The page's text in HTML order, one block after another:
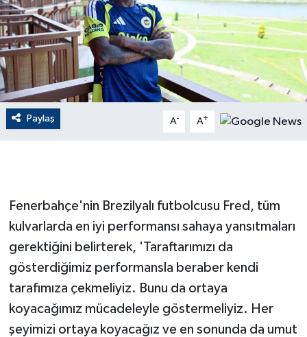
Paylaş A- A+
Fenerbahçe'nin Brezilyalı futbolcusu Fred, tüm
kulvarlarda en iyi performansı sahaya yansıtmaları
gerektiğini belirterek, 'Taraftarımızı da
gösterdiğimiz performansla beraber kendi
tarafımıza çekmeliyiz. Bunu da ortaya
koyacağımız mücadeleyle göstermeliyiz. Her
şeyimizi ortaya koyacağız ve en sonunda da umut
English News
Finans
Flaş Haber
Gayrimenkul
Güvenlik
HABERDE İNSAN
İNSAN
İş Dünyası